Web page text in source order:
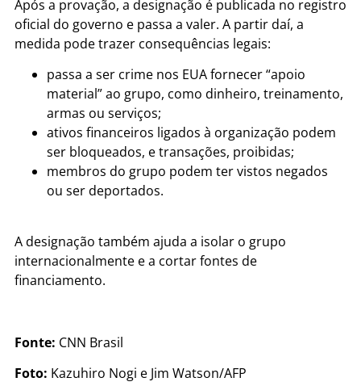
Após a provação, a designação é publicada no registro
oficial do governo e passa a valer. A partir daí, a
medida pode trazer consequências legais:
passa a ser crime nos EUA fornecer “apoio
material” ao grupo, como dinheiro, treinamento,
armas ou serviços;
ativos financeiros ligados à organização podem
ser bloqueados, e transações, proibidas;
membros do grupo podem ter vistos negados
ou ser deportados.
A designação também ajuda a isolar o grupo
internacionalmente e a cortar fontes de
financiamento.
Fonte: CNN Brasil
Foto: Kazuhiro Nogi e Jim Watson/AFP